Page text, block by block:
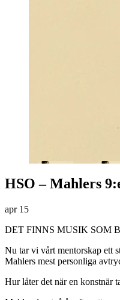
HSO – Mahlers
apr 15
DET FINNS MUSIK SOM
Nu tar vi vårt mentorskap ett
Mahlers mest personliga
Hur låter det när en konstnär